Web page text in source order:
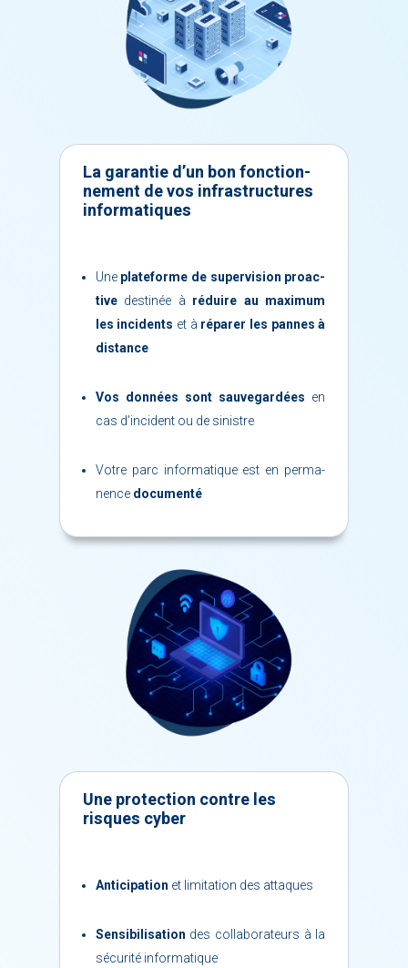
La ga­ran­tie d’un bon fonc­tion­
ne­ment de vos in­fra­struc­tures
in­for­ma­tiques
Une pla­te­forme de su­per­vi­sion proac­
tivedes­ti­née à ré­duire au maxi­mum
les in­ci­dents et à ré­pa­rer les pannes à
dis­tance
Vos don­nées sont sau­ve­gar­dées en
cas d’incident ou de si­nistre
Votre parc in­for­ma­tique est en per­ma­
nence do­cu­men­té
Une pro­tec­tion contre les
risques cy­ber
An­ti­ci­pa­tion et li­mi­ta­tion des at­taques
Sen­si­bi­li­sa­tion des col­la­bo­ra­teurs à la
sé­cu­ri­té in­for­ma­tique